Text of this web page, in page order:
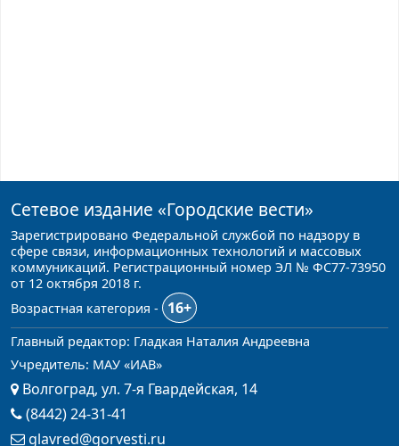
Сетевое издание «Городские вести»
Зарегистрировано Федеральной службой по надзору в
сфере связи, информационных технологий и массовых
коммуникаций. Регистрационный номер ЭЛ № ФС77-73950
от 12 октября 2018 г.
Возрастная категория -
16+
Главный редактор: Гладкая Наталия Андреевна
Учредитель: МАУ «ИАВ»
Волгоград, ул. 7-я Гвардейская, 14
(8442) 24-31-41
glavred@gorvesti.ru